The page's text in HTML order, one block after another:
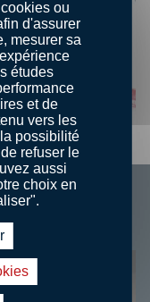
VOUS
ou
d'assurer
mesurer sa
études
et de
vers les
possibilité
refuser le
aussi
choix en